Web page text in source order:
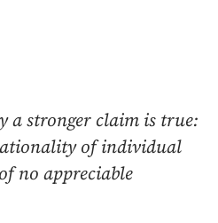
stronger claim is true:
of individual
no appreciable